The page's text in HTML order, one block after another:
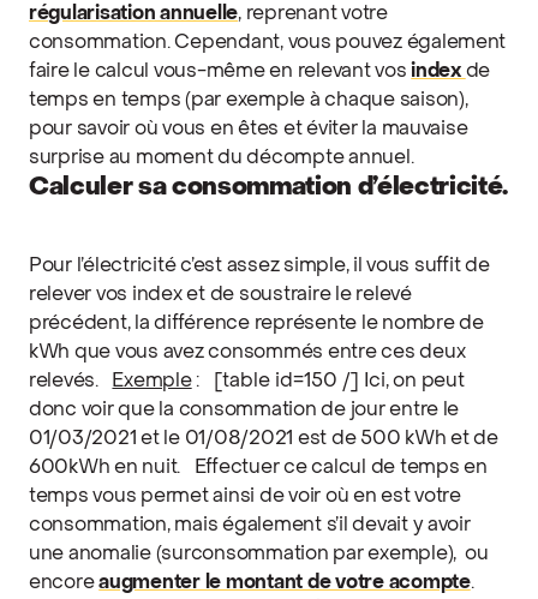
régularisation annuelle, reprenant votre
consommation. Cependant, vous pouvez également
faire le calcul vous-même en relevant vos index de
temps en temps (par exemple à chaque saison),
pour savoir où vous en êtes et éviter la mauvaise
surprise au moment du décompte annuel.
Calculer sa consommation d’électricité.
Pour l’électricité c’est assez simple, il vous suffit de
relever vos index et de soustraire le relevé
précédent, la différence représente le nombre de
kWh que vous avez consommés entre ces deux
relevés.
Exemple: [table id=150 /]
Ici, on peut
donc voir que la consommation de jour entre le
01/03/2021 et le 01/08/2021 est de 500 kWh et de
600kWh en nuit.
Effectuer ce calcul de temps en
temps vous permet ainsi de voir où en est votre
consommation, mais également s’il devait y avoir
une anomalie (surconsommation par exemple), ou
encoreaugmenter le montant de votre acompte.